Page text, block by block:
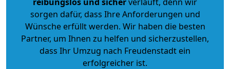
sorgen dafür, dass Ihre Anforderungen und
Wünsche erfüllt werden. Wir haben die besten
Partner, um Ihnen zu helfen und sicherzustellen,
dass Ihr Umzug nach Freudenstadt ein
erfolgreicher ist.